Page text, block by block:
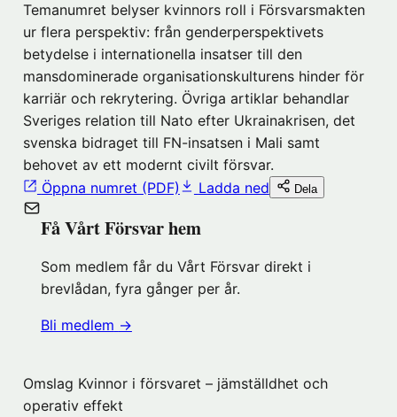
Temanumret belyser kvinnors roll i Försvarsmakten
ur flera perspektiv: från genderperspektivets
betydelse i internationella insatser till den
mansdominerade organisationskulturens hinder för
karriär och rekrytering. Övriga artiklar behandlar
Sveriges relation till Nato efter Ukrainakrisen, det
svenska bidraget till FN-insatsen i Mali samt
behovet av ett modernt civilt försvar.
Öppna numret (PDF)
Ladda ned Dela
Få Vårt Försvar hem
Som medlem får du Vårt Försvar direkt i
brevlådan, fyra gånger per år.
Bli medlem →(öppnas
fönster
Omslag Kvinnor i försvaret – jämställdhet och
operativ effekt